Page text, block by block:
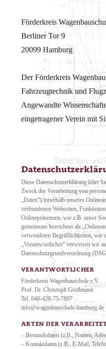
Förderkreis
Berliner Tor 9
20099 Hamburg
Der Förderkreis
Fahrzeugtechnik und
Angewandte
eingetragener Verein mit
Diese Datenschutzerklärung klärt
Zweck der Verarbeitung von
„Daten“) innerhalb unseres
verbundenen Webseiten,
Onlinepräsenzen, wie z.B. unser
gemeinsam bezeichnet als
verwendeten Begrifflichkeiten, wie
„Verantwortlicher“ verweisen wir
Datenschutzgrundverordnung
VERANTWORTLICHER
Förderkreis Wagenbauschule e.V.
Prof. Dr. Christoph Großmann
Tel. 040-428-75-7897
info@wagenbauschule-hamburg.de
ARTEN DER
– Bestandsdaten (z.B., Namen,
– Kontaktdaten (z.B., E-Mail,